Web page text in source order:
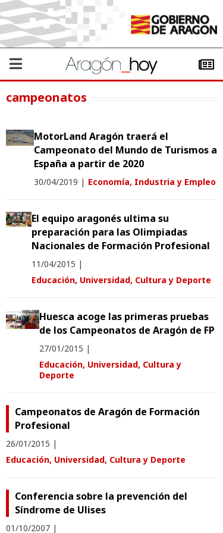
campeonatos
MotorLand Aragón traerá el
Campeonato del Mundo de Turismos a
España a partir de 2020
30/04/2019 | Economía, Industria y Empleo
El equipo aragonés ultima su
preparación para las Olimpiadas
Nacionales de Formación Profesional
11/04/2015 |
Educación, Universidad, Cultura y Deporte
Huesca acoge las primeras pruebas
de los Campeonatos de Aragón de FP
27/01/2015 |
Educación, Universidad, Cultura y
Deporte
Campeonatos de Aragón de Formación
Profesional
26/01/2015 |
Educación, Universidad, Cultura y Deporte
Conferencia sobre la prevención del
Síndrome de Ulises
01/10/2007 |